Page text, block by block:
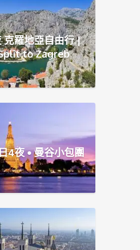
克羅地亞自由行 |
to Zagreb
4夜 • 曼谷小包團